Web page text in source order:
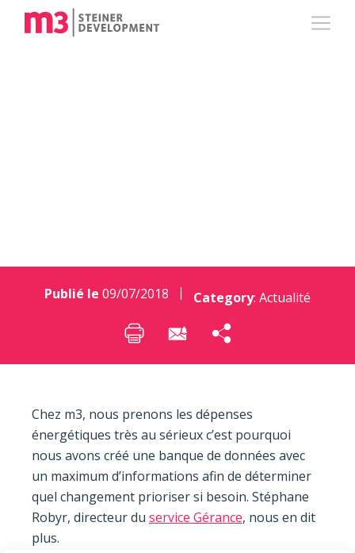
Publié le 09/07/2018 Category: Actualité
Chez m3, nous prenons les dépenses
énergétiques très au sérieux c’est pourquoi
nous avons créé une banque de données avec
un maximum d’informations afin de déterminer
quel changement prioriser si besoin. Stéphane
Robyr, directeur du service Gérance, nous en dit
plus.